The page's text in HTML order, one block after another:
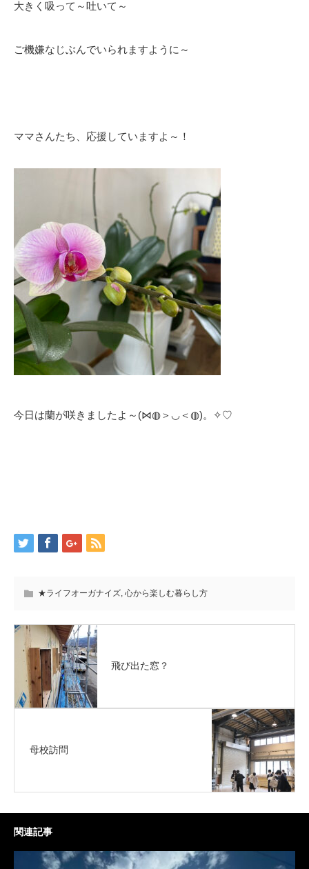
大きく吸って～吐いて～
ご機嫌なじぶんでいられますように～
ママさんたち、応援していますよ～！
今日は蘭が咲きましたよ～(⋈◍＞◡＜◍)。✧♡
★ライフオーガナイズ, 心から楽しむ暮らし方
飛び出た窓？
母校訪問
関連記事